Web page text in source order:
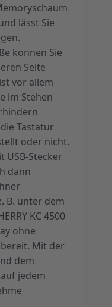
lässt Sie
können Sie
Seite
vor allem
im Stehen
Tastatur
oder nicht.
USB-Stecker
dann
B. unter dem
KC 4500
ohne
Mit der
dem
jedem